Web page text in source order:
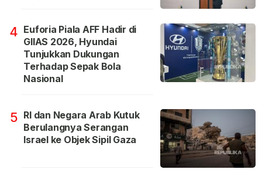
4 Euforia Piala AFF Hadir di
GIIAS 2026, Hyundai
Tunjukkan Dukungan
Terhadap Sepak Bola
Nasional
5 RI dan Negara Arab Kutuk
Berulangnya Serangan
Israel ke Objek Sipil Gaza